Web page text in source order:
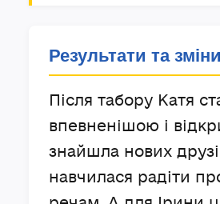
Результати та зміни
Після табору Катя
впевненішою і
знайшла нових
навчилася радіти